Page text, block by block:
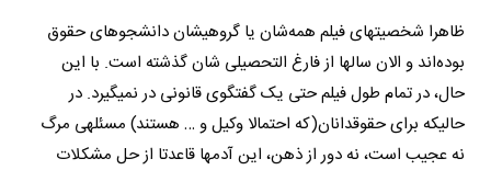
ظاهرا شخصیت­های فیلم همه­‌شان یا گروهیشان دانشجوهای حقوق
بوده­‌اند و الان سال­ها از فارغ التحصیلی شان گذشته است. با این
حال، در تمام طول فیلم حتی یک گفتگوی قانونی در نمی­گیرد. در
حالیکه برای حقوقدانان(که احتمالا وکیل و … هستند) مسئله­ی مرگ
نه عجیب است، نه دور از ذهن، این آدم­ها قاعدتا از حل مشکلات